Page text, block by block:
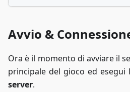
Avvio &
Ora è il momento di avviare il
principale del gioco ed esegui
server.